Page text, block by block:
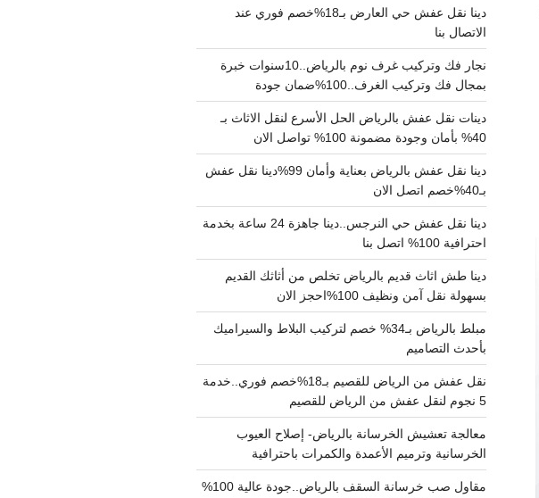
دينا نقل عفش حي العارض بـ18%خصم فوري عند
الاتصال بنا
نجار فك وتركيب غرف نوم بالرياض..10سنوات خبرة
بمجال فك وتركيب الغرف..100%ضمان جودة
دينات نقل عفش بالرياض الحل الأسرع لنقل الاثاث بـ
40% بأمان وجودة مضمونة 100% تواصل الان
دينا نقل عفش بالرياض بعناية وأمان 99%دينا نقل عفش
بـ40%خصم اتصل الان
دينا نقل عفش حي النرجس..دينا جاهزة 24 ساعة بخدمة
احترافية 100% اتصل بنا
دينا طش اثاث قديم بالرياض تخلص من أثاثك القديم
بسهولة نقل آمن ونظيف 100%احجز الان
مبلط بالرياض بـ34% خصم لتركيب البلاط والسيراميك
بأحدث التصاميم
نقل عفش من الرياض للقصيم بـ18%خصم فوري..خدمة
5 نجوم لنقل عفش من الرياض للقصيم
معالجة تعشيش الخرسانة بالرياض- إصلاح العيوب
الخرسانية وترميم الأعمدة والكمرات باحترافية
مقاول صب خرسانة السقف بالرياض..جودة عالية 100%